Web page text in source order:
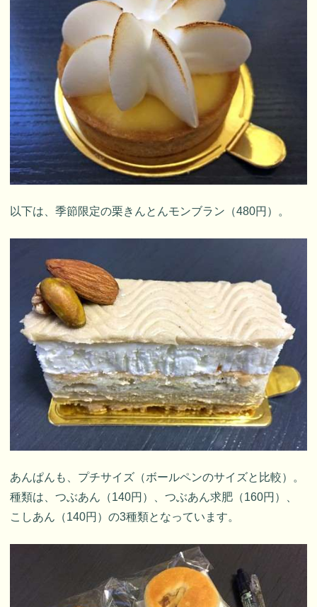
以下は、季節限定の栗きんとんモンブラン（480円）。
あんぱんも、プチサイズ（ボールペンのサイズと比較）。
種類は、つぶあん（140円）、つぶあん求肥（160円）、
こしあん（140円）の3種類となっています。